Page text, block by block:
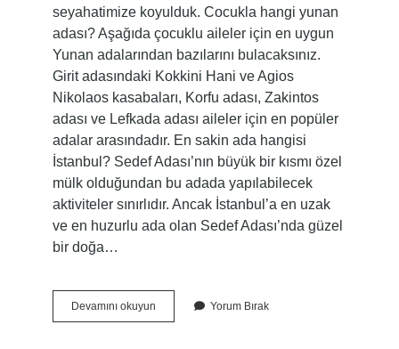
seyahatimize koyulduk. Cocukla hangi yunan
adası? Aşağıda çocuklu aileler için en uygun
Yunan adalarından bazılarını bulacaksınız.
Girit adasındaki Kokkini Hani ve Agios
Nikolaos kasabaları, Korfu adası, Zakintos
adası ve Lefkada adası aileler için en popüler
adalar arasındadır. En sakin ada hangisi
İstanbul? Sedef Adası’nın büyük bir kısmı özel
mülk olduğundan bu adada yapılabilecek
aktiviteler sınırlıdır. Ancak İstanbul’a en uzak
ve en huzurlu ada olan Sedef Adası’nda güzel
bir doğa…
Devamını okuyunÇocuklar
Için
Yorum Bırak